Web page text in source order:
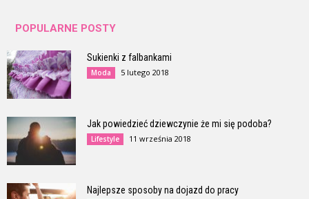
POPULARNE POSTY
Sukienki z falbankami
Moda 5 lutego 2018
Jak powiedzieć dziewczynie że mi się podoba?
Lifestyle 11 września 2018
Najlepsze sposoby na dojazd do pracy